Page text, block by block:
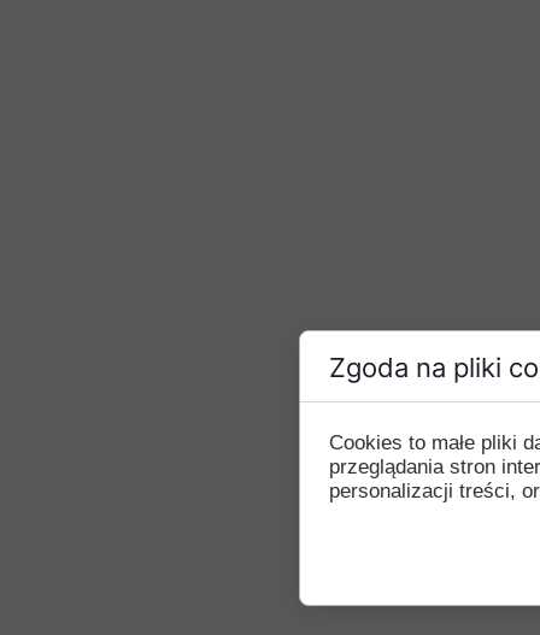
Zgoda na pliki
Cookies to małe pliki
przeglądania stron
personalizacji treści,